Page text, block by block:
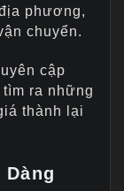
phương,
chuyển.
cập
ra những
thành lại